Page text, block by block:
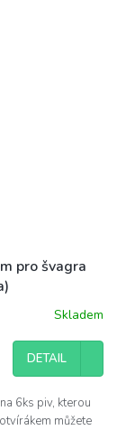
pro švagra
Skladem
DETAIL
6ks piv, kterou
můžete